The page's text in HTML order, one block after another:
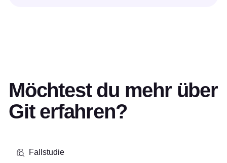
Möchtest du mehr über
Git erfahren?
Fallstudie